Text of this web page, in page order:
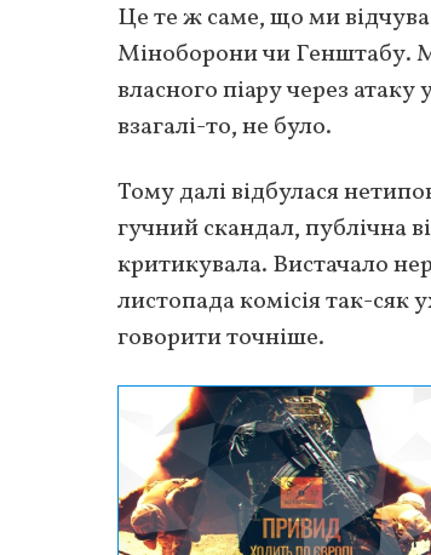
Це те ж саме, що ми
Міноборони чи Генштабу.
власного піару через
взагалі-то, не було.
Тому далі відбулася
гучний скандал, публічна
критикувала. Вистачало
листопада комісія так-
говорити точніше.